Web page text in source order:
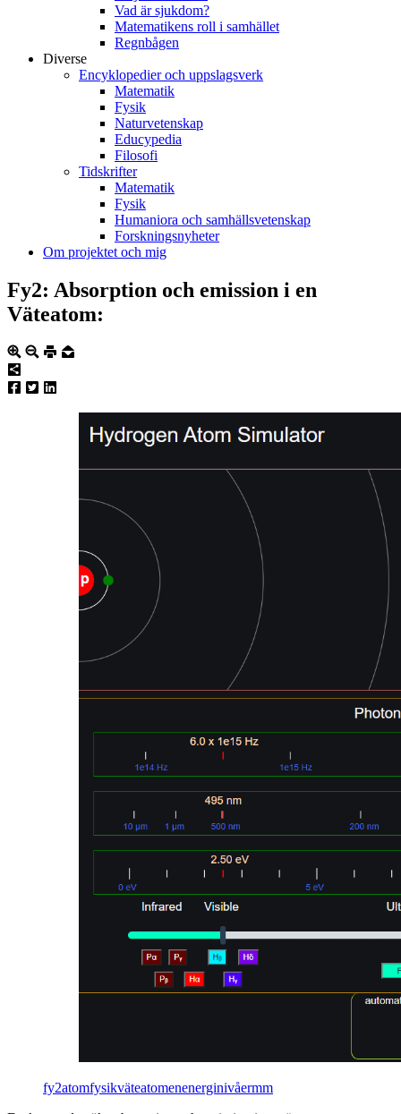
Vad är sjukdom?
Matematikens roll i samhället
Regnbågen
Diverse
Encyklopedier och uppslagsverk
Matematik
Fysik
Naturvetenskap
Educypedia
Filosofi
Tidskrifter
Matematik
Fysik
Humaniora och samhällsvetenskap
Forskningsnyheter
Om projektet och mig
Fy2: Absorption och emission i en
Väteatom:
fy2atomfysikväteatomenenerginivåermm